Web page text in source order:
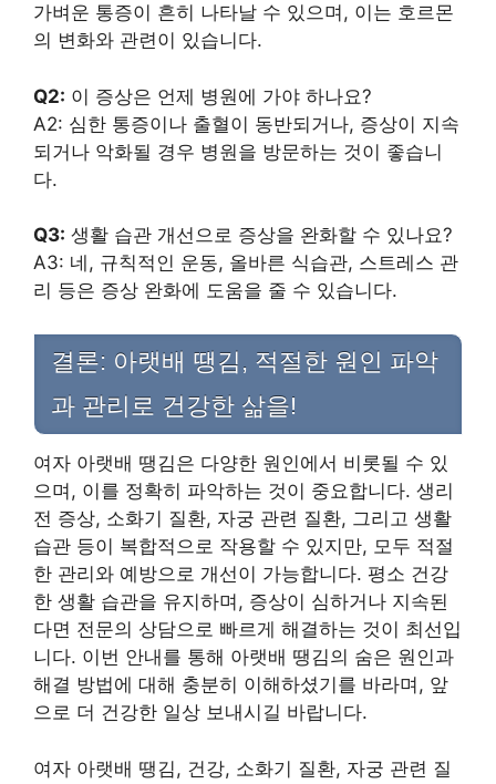
가벼운 통증이 흔히 나타날 수 있으며, 이는 호르몬
의 변화와 관련이 있습니다.
Q2: 이 증상은 언제 병원에 가야 하나요?
A2: 심한 통증이나 출혈이 동반되거나, 증상이 지속
되거나 악화될 경우 병원을 방문하는 것이 좋습니
다.
Q3: 생활 습관 개선으로 증상을 완화할 수 있나요?
A3: 네, 규칙적인 운동, 올바른 식습관, 스트레스 관
리 등은 증상 완화에 도움을 줄 수 있습니다.
결론: 아랫배 땡김, 적절한 원인 파악
과 관리로 건강한 삶을!
여자 아랫배 땡김은 다양한 원인에서 비롯될 수 있
으며, 이를 정확히 파악하는 것이 중요합니다. 생리
전 증상, 소화기 질환, 자궁 관련 질환, 그리고 생활
습관 등이 복합적으로 작용할 수 있지만, 모두 적절
한 관리와 예방으로 개선이 가능합니다. 평소 건강
한 생활 습관을 유지하며, 증상이 심하거나 지속된
다면 전문의 상담으로 빠르게 해결하는 것이 최선입
니다. 이번 안내를 통해 아랫배 땡김의 숨은 원인과
해결 방법에 대해 충분히 이해하셨기를 바라며, 앞
으로 더 건강한 일상 보내시길 바랍니다.
여자 아랫배 땡김, 건강, 소화기 질환, 자궁 관련 질